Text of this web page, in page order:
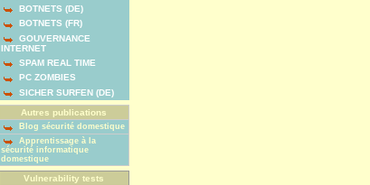
BOTNETS (DE)
BOTNETS (FR)
GOUVERNANCE
INTERNET
SPAM REAL TIME
PC ZOMBIES
SICHER SURFEN (DE)
Autres publications
Blog sécurité domestique
Apprentissage à la
sécurité informatique
domestique
Vulnerability tests